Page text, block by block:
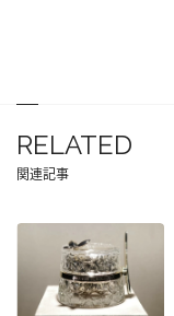
RELATED
関連記事